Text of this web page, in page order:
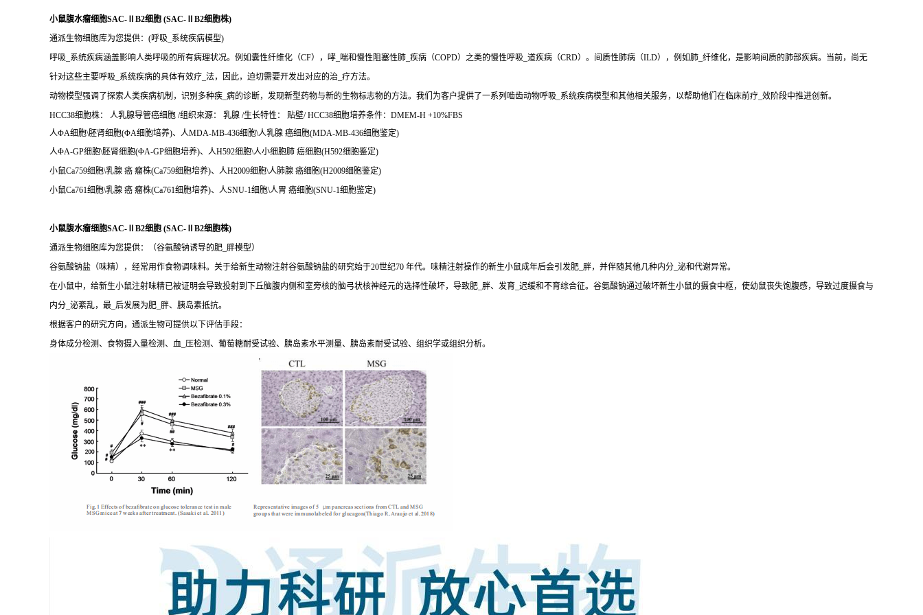
小鼠腹水瘤细胞SAC-ⅡB2细胞 (SAC-ⅡB2细胞株)
通派生物细胞库为您提供：(呼吸_系统疾病模型)
呼吸_系统疾病涵盖影响人类呼吸的所有病理状况。例如囊性纤维化（CF），哮_喘和慢性阻塞性肺_疾病（COPD）之类的慢性呼吸_道疾病（CRD）。间质性肺病（ILD），例如肺_纤维化，是影响间质的肺部疾病。当前，尚无
针对这些主要呼吸_系统疾病的具体有效疗_法，因此，迫切需要开发出对应的治_疗方法。
动物模型强调了探索人类疾病机制，识别多种疾_病的诊断，发现新型药物与新的生物标志物的方法。我们为客户提供了一系列啮齿动物呼吸_系统疾病模型和其他相关服务，以帮助他们在临床前疗_效阶段中推进创新。
HCC38细胞株： 人乳腺导管癌细胞 /组织来源： 乳腺 /生长特性： 贴壁/ HCC38细胞培养条件：DMEM-H +10%FBS
人ΦA细胞\胚肾细胞(ΦA细胞培养)、人MDA-MB-436细胞\人乳腺 癌细胞(MDA-MB-436细胞鉴定)
人ΦA-GP细胞\胚肾细胞(ΦA-GP细胞培养)、人H592细胞\人小细胞肺 癌细胞(H592细胞鉴定)
小鼠Ca759细胞\乳腺 癌 瘤株(Ca759细胞培养)、人H2009细胞\人肺腺 癌细胞(H2009细胞鉴定)
小鼠Ca761细胞\乳腺 癌 瘤株(Ca761细胞培养)、人SNU-1细胞\人胃 癌细胞(SNU-1细胞鉴定)
小鼠腹水瘤细胞SAC-ⅡB2细胞 (SAC-ⅡB2细胞株)
通派生物细胞库为您提供：（谷氨酸钠诱导的肥_胖模型）
谷氨酸钠盐（味精），经常用作食物调味料。关于给新生动物注射谷氨酸钠盐的研究始于20世纪70 年代。味精注射操作的新生小鼠成年后会引发肥_胖，并伴随其他几种内分_泌和代谢异常。
在小鼠中，给新生小鼠注射味精已被证明会导致投射到下丘脑腹内侧和室旁核的脑弓状核神经元的选择性破坏，导致肥_胖、发育_迟缓和不育综合征。谷氨酸钠通过破坏新生小鼠的摄食中枢，使幼鼠丧失饱腹感，导致过度摄食与
内分_泌紊乱，最_后发展为肥_胖、胰岛素抵抗。
根据客户的研究方向，通派生物可提供以下评估手段：
身体成分检测、食物摄入量检测、血_压检测、葡萄糖耐受试验、胰岛素水平测量、胰岛素耐受试验、组织学或组织分析。